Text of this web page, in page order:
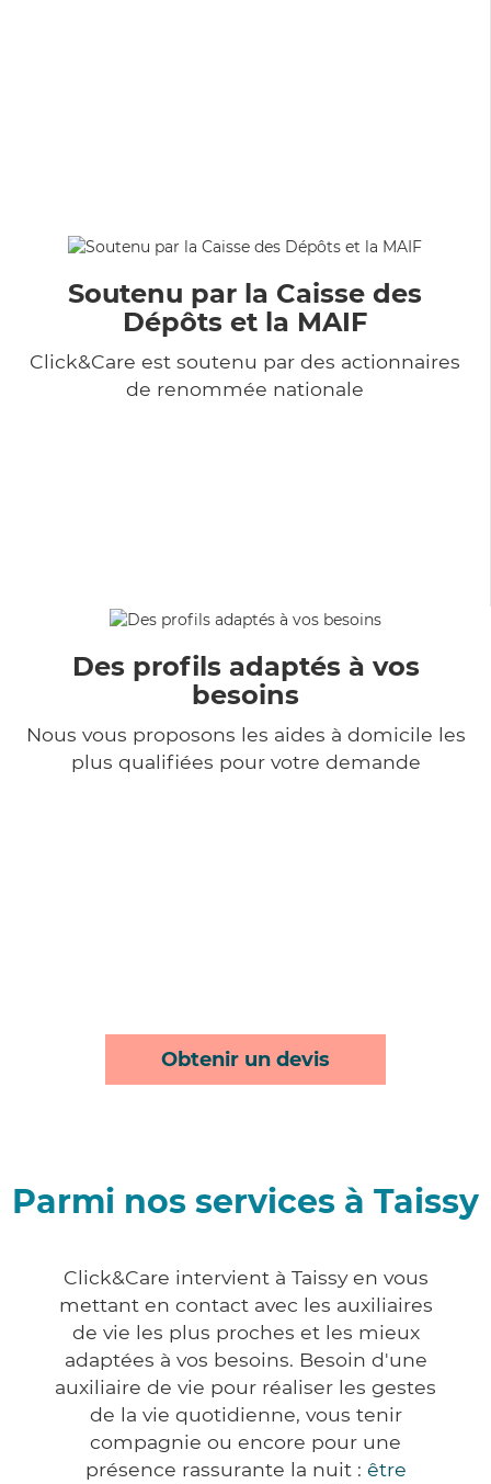
Soutenu par la Caisse des
Dépôts et la MAIF
Click&Care est soutenu par des actionnaires
de renommée nationale
Des profils adaptés à vos
besoins
Nous vous proposons les aides à domicile les
plus qualifiées pour votre demande
Obtenir un devis
Parmi nos services à Taissy
Click&Care intervient à Taissy en vous
mettant en contact avec les auxiliaires
de vie les plus proches et les mieux
adaptées à vos besoins. Besoin d'une
auxiliaire de vie pour réaliser les gestes
de la vie quotidienne, vous tenir
compagnie ou encore pour une
présence rassurante la nuit : être